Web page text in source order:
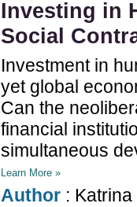
Investing in
Social
Investment in
yet global
Can the
financial
simultaneous
Learn More »
Author :